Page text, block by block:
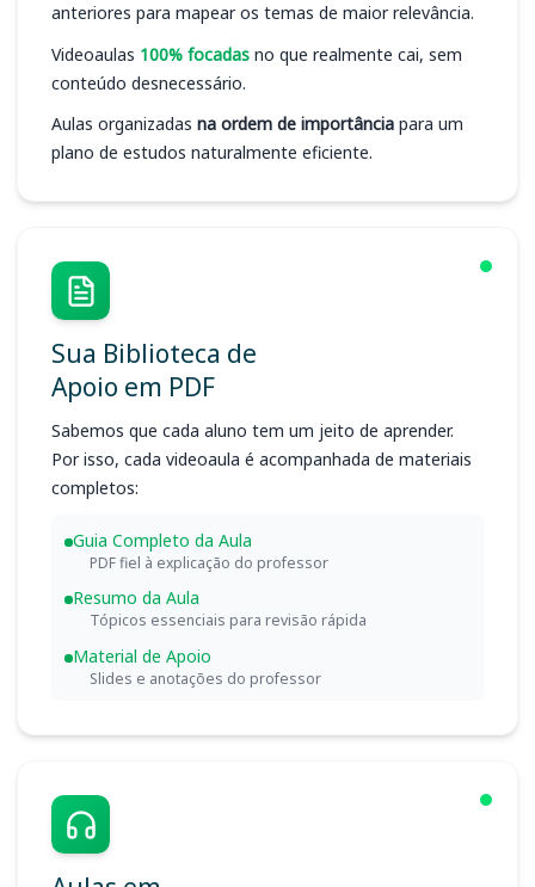
anteriores para mapear os temas de maior relevância.
Videoaulas 100% focadas no que realmente cai, sem
conteúdo desnecessário.
Aulas organizadas na ordem de importância para um
plano de estudos naturalmente eficiente.
Sua Biblioteca de
Apoio em PDF
Sabemos que cada aluno tem um jeito de aprender.
Por isso, cada videoaula é acompanhada de materiais
completos:
Guia Completo da Aula
PDF fiel à explicação do professor
Resumo da Aula
Tópicos essenciais para revisão rápida
Material de Apoio
Slides e anotações do professor